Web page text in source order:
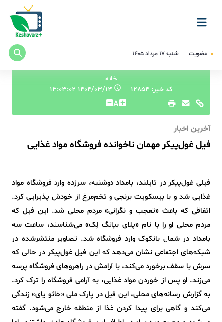
عضویت شنبه ۱۷ مرداد ۱۴۰۵
خانه
کد خبر: 12854
A
آخرین اخبار
فیل غول‌پیکر مهمان ناخوانده فروشگاه مواد غذایی
فیلی غول‌پیکر در تایلند، بامداد دوشنبه، سرزده وارد فروشگاه مواد
غذایی شد و با بیسکویت برنجی و تخم‌مرغ از خودش پذیرایی کرد.
اتفاقی که باعث «تعجب و نگرانی» مردم محلی شد. این فیل که
مردم محلی او را با نام «پلای بیانگ لِک» می‌شناسند، ساعت سه
بامداد در شمال بانکوک وارد فروشگاه شد. تصاویر منتشرشده در
شبکه‌های اجتماعی نشان می‌دهد که این فیل غول‌پیکر در حالی که
سرش با سقف برخورد می‌کند، با آرامش در راهروهای فروشگاه پرسه
می‌زند. او پس از خوردن مواد غذایی، به آرامی فروشگاه را ترک کرد.
به گزارش رسانه‌های محلی، این فیل در پارک ملی «خائو یای» زندگی
می‌کند و گاهی برای پیدا کردن غذا از منطقه خارج می‌شود. گفته